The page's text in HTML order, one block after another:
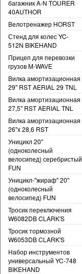
багажник A-N TOURER
40AUTHOR
Велотренажер HORST
Стенд для колес YC-
512N BIKEHAND
Прицеп для перевозки
грузов M-WAVE
Вилка амортизационная
29" RST AERIAL 29 TNL
Вилка амортизационная
27,5" RST AERIAL TNL
Вилка амортизационная
26"х 28,6 RST
Уницикл 20"
(одноколесный
велосипед) серебристый
FUN
Уницикл-"жираф" 20"
(одноколесный
велосипед) FUN
Тросик переключения
W6082DB CLARK'S
Тросик тормозной
W6053DB CLARK'S
Набор инструментов
универсальный YC-748
BIKEHAND